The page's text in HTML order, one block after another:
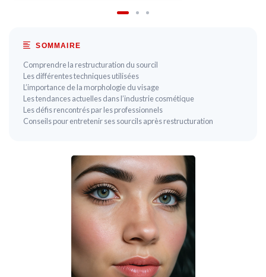
SOMMAIRE
Comprendre la restructuration du sourcil
Les différentes techniques utilisées
L’importance de la morphologie du visage
Les tendances actuelles dans l’industrie cosmétique
Les défis rencontrés par les professionnels
Conseils pour entretenir ses sourcils après restructuration